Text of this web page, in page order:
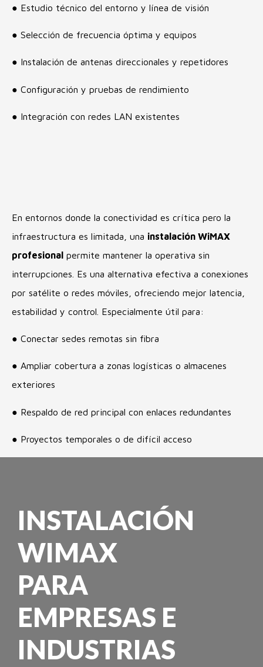
● Estudio técnico del entorno y línea de visión
● Selección de frecuencia óptima y equipos
● Instalación de antenas direccionales y repetidores
● Configuración y pruebas de rendimiento
● Integración con redes LAN existentes
En entornos donde la conectividad es crítica pero la
infraestructura es limitada, una instalación WiMAX
profesional permite mantener la operativa sin
interrupciones. Es una alternativa efectiva a conexiones
por satélite o redes móviles, ofreciendo mejor latencia,
estabilidad y control. Especialmente útil para:
● Conectar sedes remotas sin fibra
● Ampliar cobertura a zonas logísticas o almacenes
exteriores
● Respaldo de red principal con enlaces redundantes
● Proyectos temporales o de difícil acceso
INSTALACIÓN
WIMAX
PARA
EMPRESAS E
INDUSTRIAS